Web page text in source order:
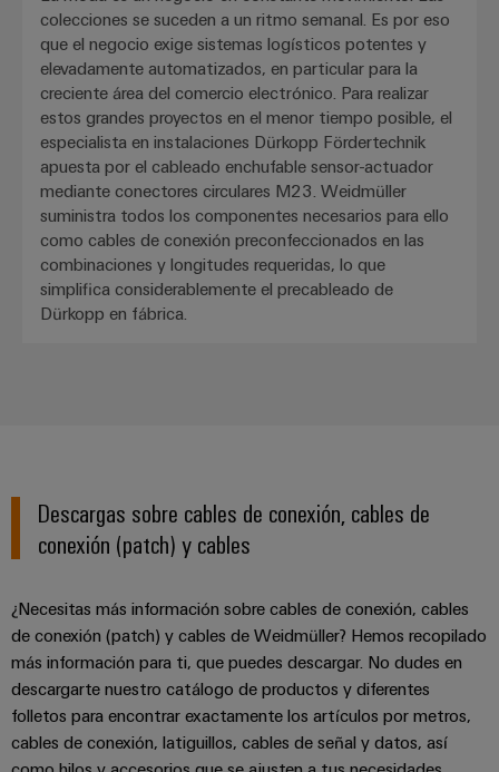
colecciones se suceden a un ritmo semanal. Es por eso
que el negocio exige sistemas logísticos potentes y
elevadamente automatizados, en particular para la
creciente área del comercio electrónico. Para realizar
estos grandes proyectos en el menor tiempo posible, el
especialista en instalaciones Dürkopp Fördertechnik
apuesta por el cableado enchufable sensor-actuador
mediante conectores circulares M23. Weidmüller
suministra todos los componentes necesarios para ello
como cables de conexión preconfeccionados en las
combinaciones y longitudes requeridas, lo que
simplifica considerablemente el precableado de
Dürkopp en fábrica.
Descargas sobre cables de conexión, cables de
conexión (patch) y cables
¿Necesitas más información sobre cables de conexión, cables
de conexión (patch) y cables de Weidmüller? Hemos recopilado
más información para ti, que puedes descargar. No dudes en
descargarte nuestro catálogo de productos y diferentes
folletos para encontrar exactamente los artículos por metros,
cables de conexión, latiguillos, cables de señal y datos, así